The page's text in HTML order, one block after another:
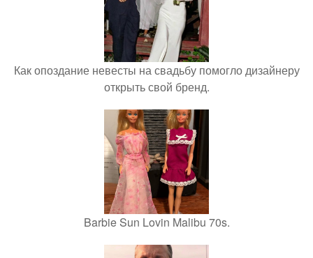
Как опоздание невесты на свадьбу помогло дизайнеру
открыть свой бренд.
Barbie Sun Lovin Malibu 70s.